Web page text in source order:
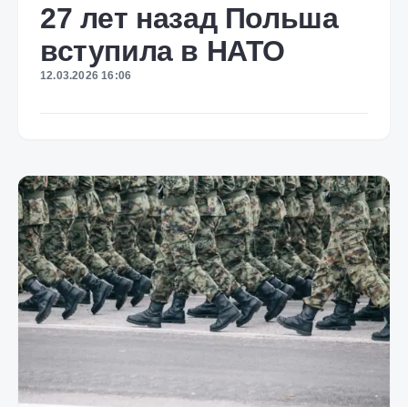
27 лет назад Польша
вступила в НАТО
12.03.2026 16:06